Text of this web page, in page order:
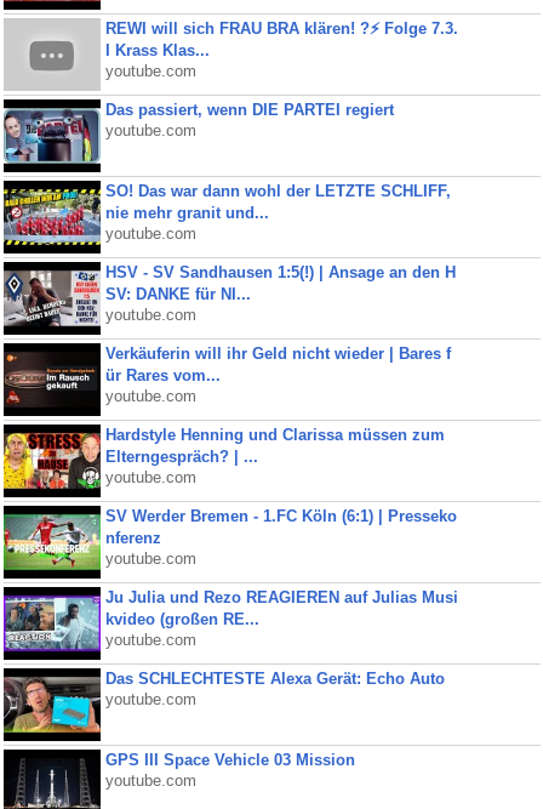
REWI will sich FRAU BRA klären! ?⚡️ Folge 7.3.
I Krass Klas...
youtube.com
Das passiert, wenn DIE PARTEI regiert
youtube.com
SO! Das war dann wohl der LETZTE SCHLIFF,
nie mehr granit und...
youtube.com
HSV - SV Sandhausen 1:5(!) | Ansage an den H
SV: DANKE für NI...
youtube.com
Verkäuferin will ihr Geld nicht wieder | Bares f
ür Rares vom...
youtube.com
Hardstyle Henning und Clarissa müssen zum
Elterngespräch? | ...
youtube.com
SV Werder Bremen - 1.FC Köln (6:1) | Presseko
nferenz
youtube.com
Ju Julia und Rezo REAGIEREN auf Julias Musi
kvideo (großen RE...
youtube.com
Das SCHLECHTESTE Alexa Gerät: Echo Auto
youtube.com
GPS III Space Vehicle 03 Mission
youtube.com